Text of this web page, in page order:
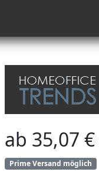
ab 35,07 €
Prime Versand möglich